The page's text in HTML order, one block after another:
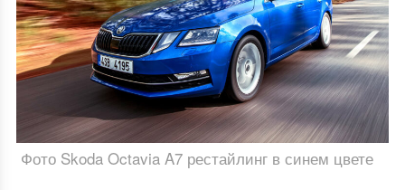
Фото Skoda Octavia A7 рестайлинг в синем цвете